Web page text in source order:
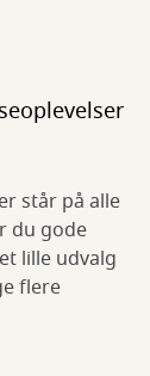
står på alle
du gode
lille udvalg
flere